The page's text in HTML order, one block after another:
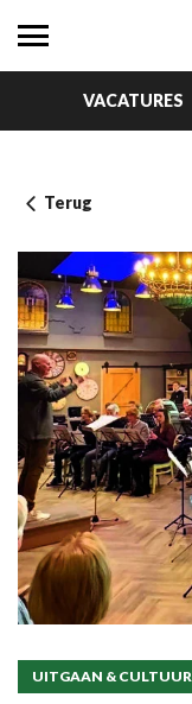
VACATURES
Terug
UITGAAN & CULTUUR